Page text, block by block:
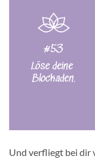
Und verfliegt bei dir